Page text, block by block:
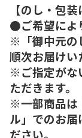
【のし・包装
●ご希望によ
※「御中元の
順次お届けい
※ご指定がな
ただきます。
※一部商品は
ル」でのお届
ださい。